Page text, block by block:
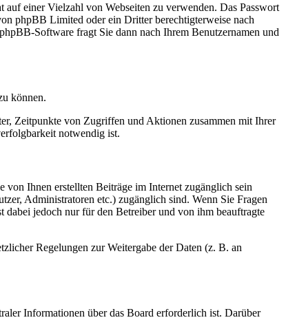
einer Vielzahl von Webseiten zu verwenden. Das Passwort
phpBB Limited oder ein Dritter berechtigterweise nach
Software fragt Sie dann nach Ihrem Benutzernamen und
können.
Zeitpunkte von Zugriffen und Aktionen zusammen mit Ihrer
notwendig ist.
von Ihnen erstellten Beiträge im Internet zugänglich sein
Administratoren etc.) zugänglich sind. Wenn Sie Fragen
jedoch nur für den Betreiber und von ihm beauftragte
Regelungen zur Weitergabe der Daten (z. B. an
Informationen über das Board erforderlich ist. Darüber